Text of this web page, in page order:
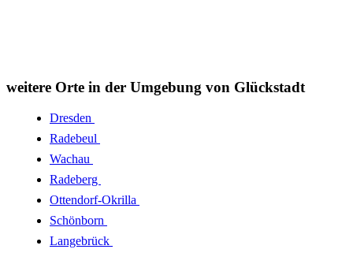
weitere Orte in der Umgebung von Glückstadt
Dresden
Radebeul
Wachau
Radeberg
Ottendorf-Okrilla
Schönborn
Langebrück